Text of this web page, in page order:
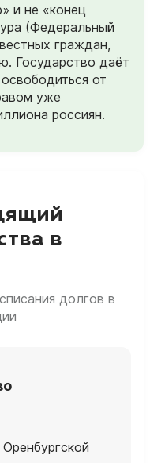
и не «конец
(Федеральный
граждан,
Государство даёт
от
уже
россиян.
в
долгов в